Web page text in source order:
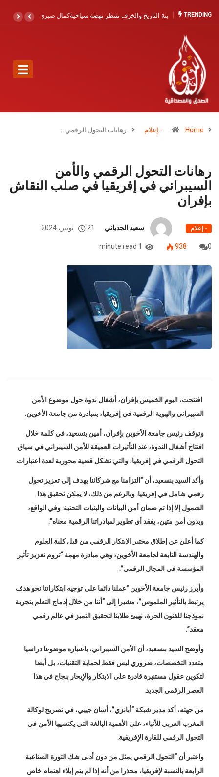
TRENDING
نهضة سياحية كمال صبري يجدد الدعوة لتعزيز الإنقاذ البحري
Home - إعلام رهانات التحول الرقمي…
رهانات التحول الرقمي والأمن
السيبراني في إفريقيا في صلب النقاش
بإفران
- إعلام سعيد الجدياني 21 نونبر، 2024
0
938
1 minute read
افتتحت، اليوم الخميس بإفران، أشغال ندوة حول موضوع الأمن
السيبراني والهوية الرقمية في إفريقيا، بمبادرة من جامعة الأخوين.
وتوقف رئيس جامعة الأخوين بإفران، أمين بنسعيد، في كلمة خلال
افتتاح أشغال الندوة، عند التأثيرات العميقة للأمن السيبراني في سياق
التحول الرقمي في إفريقيا، والتي تشكل قضية محورية لعدة اعتبارات.
وأكد السيد بنسعيد، أن “التزامنا مع شركائنا يهدف إلى تعزيز تحول
رقمي شامل في إفريقيا. وبالرغم من ذلك، لا يمكن تحقيق هذا
الشمول إلا إذا تم ضمان أمن البيانات والبنيات التحتية. وفي الواقع،
وبدون أمن متين، يفقد أي تطوير لمبادراتنا الرقمية معناه”.
كما أعلن عن إطلاق مختبر الابتكار الرقمي من قبل كلية العلوم
والهندسة التابعة لجامعة الأخوين، وهي مبادرة مهمة “تروم تعزيز تأثير
المؤسسة في المجال الرقمي”.
وأبرز رئيس جامعة الأخوين “عملنا دائما على توجيه ابتكاراتنا نحو هدف
يرتبط بالتأثير الملموس”، مشيرا إلى “أننا من خلال إدماج التعلم بتجربة
نموذجنا للفنون الحرة، نهيئ طلابنا لتحقيق التميز في عالم رقمي
معقد”.
وأوضح السيد بنسعيد، أن الأمن السيبراني، باعتباره موضوعا دراسيا
متعدد التخصصات، ضروري ليس فقط لحماية التقنيات، بل أيضا
لتكوين عقول مستنيرة قادرة على الابتكار والإبحار بنجاح في هذا
العصر الرقمي الجديد.
من جهته، أكد مدير شبكة “أبانزي”، أسان جييي، في تصريح لوكالة
المغرب العربي للأنباء، على الأهمية البالغة التي يكتسيها الأمن في
التحول الرقمي للقارة الإفريقية.
واعتبر أن “التحول الرقمي يمثل من دون أدنى شك الثورة الصناعية
الرابعة بالنسبة لإفريقيا، محذرا من أنه إذا لم يتم إيلاء اهتمام خاص